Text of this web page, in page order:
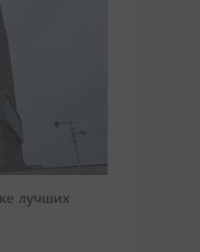
лучших